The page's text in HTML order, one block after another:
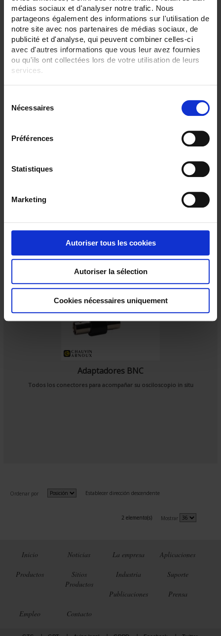
médias sociaux et d'analyser notre trafic. Nous
partageons également des informations sur l'utilisation de
notre site avec nos partenaires de médias sociaux, de
publicité et d'analyse, qui peuvent combiner celles-ci
avec d'autres informations que vous leur avez fournies
ou qu'ils ont collectées lors de votre utilisation de leurs
services.
m
Nécessaires
Préférences
Statistiques
Marketing
Autoriser tous les cookies
Autoriser la sélection
Cookies nécessaires uniquement
Mostrar
Imprescindible para conectar los instrumentos de laboratorio
Adaptadores BNC
Todos los conectores para acompañar su osciloscopio in situ
Ordenar por Establecer dirección descendente
2 elemento(s) Mostrar
Inicio Noticias La empresa Aplicaciones
Productos
Sitios
Productos
Industria Suporte
Publicaciones Prensa
Empleo Contacto